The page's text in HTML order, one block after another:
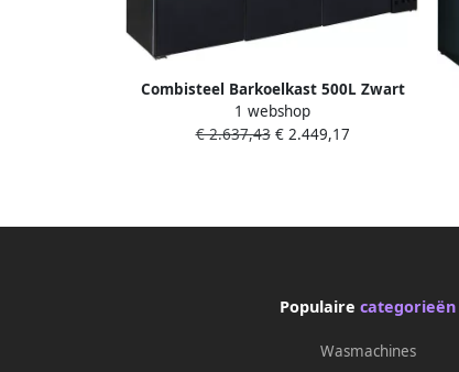
Combisteel Barkoelkast 500L Zwart
Geforceerd Draaideuren
1940x550x950mm Horeca Koelkast
1 webshop
€ 2.637,43€ 2.449,17
Populaire categorieën
Wasmachines